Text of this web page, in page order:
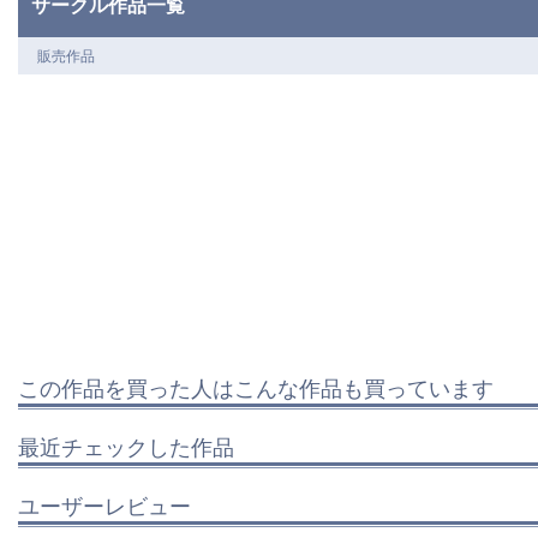
販売作品
この作品を買った人はこんな作品も買っています
最近チェックした作品
ユーザーレビュー